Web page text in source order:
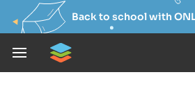
Back to school with